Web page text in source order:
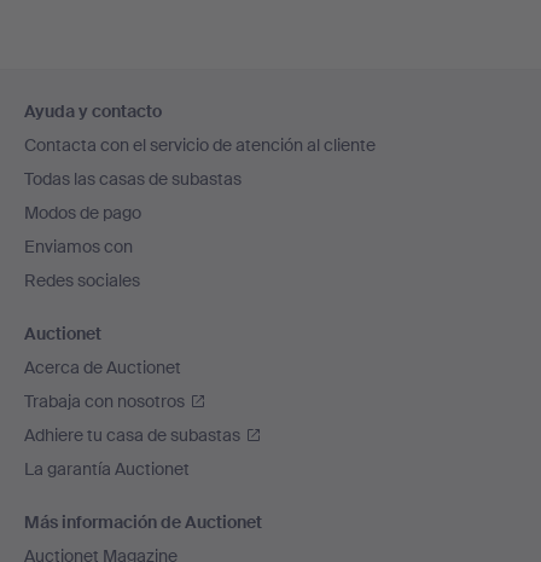
en
el
pie
de
página
Ayuda y contacto
Contacta con el servicio de atención al cliente
Todas las casas de subastas
Modos de pago
Enviamos con
Redes sociales
Auctionet
Acerca de Auctionet
Trabaja con nosotros
Adhiere tu casa de subastas
La garantía Auctionet
Más información de Auctionet
Auctionet Magazine